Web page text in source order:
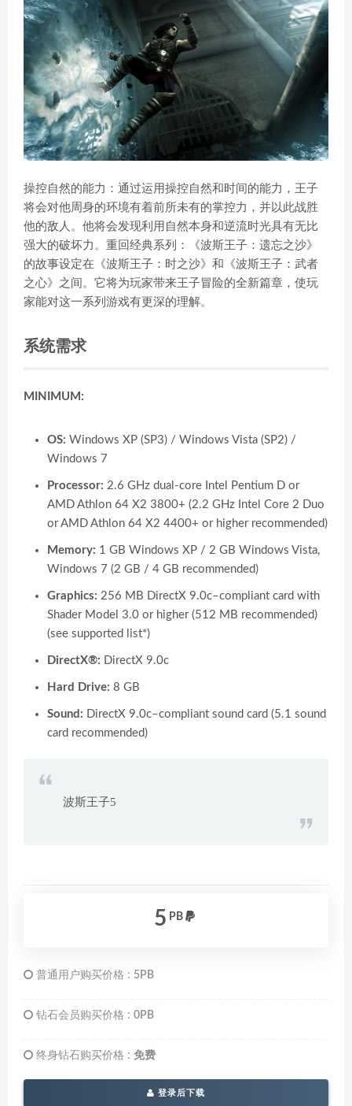
操控自然的能力：通过运用操控自然和时间的能力，王子
将会对他周身的环境有着前所未有的掌控力，并以此战胜
他的敌人。他将会发现利用自然本身和逆流时光具有无比
强大的破坏力。重回经典系列：《波斯王子：遗忘之沙》
的故事设定在《波斯王子：时之沙》和《波斯王子：武者
之心》之间。它将为玩家带来王子冒险的全新篇章，使玩
家能对这一系列游戏有更深的理解。
系统需求
MINIMUM:
OS: Windows XP (SP3) / Windows Vista (SP2) /
Windows 7
Processor: 2.6 GHz dual-core Intel Pentium D or
AMD Athlon 64 X2 3800+ (2.2 GHz Intel Core 2 Duo
or AMD Athlon 64 X2 4400+ or higher recommended)
Memory: 1 GB Windows XP / 2 GB Windows Vista,
Windows 7 (2 GB / 4 GB recommended)
Graphics: 256 MB DirectX 9.0c–compliant card with
Shader Model 3.0 or higher (512 MB recommended)
(see supported list*)
DirectX®: DirectX 9.0c
Hard Drive: 8 GB
Sound: DirectX 9.0c–compliant sound card (5.1 sound
card recommended)
波斯王子5
5 PB
普通用户购买价格 : 5PB
钻石会员购买价格 : 0PB
终身钻石购买价格 : 免费
登录后下载